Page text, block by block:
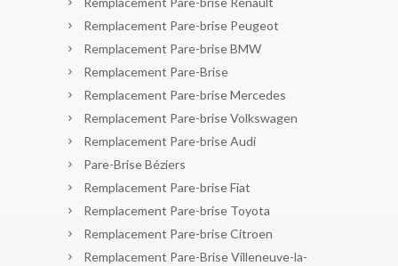
Remplacement Pare-brise Peugeot
Remplacement Pare-brise BMW
Remplacement Pare-Brise
Remplacement Pare-brise Mercedes
Remplacement Pare-brise Volkswagen
Remplacement Pare-brise Audi
Pare-Brise Béziers
Remplacement Pare-brise Fiat
Remplacement Pare-brise Toyota
Remplacement Pare-brise Citroen
Remplacement Pare-Brise Villeneuve-la-